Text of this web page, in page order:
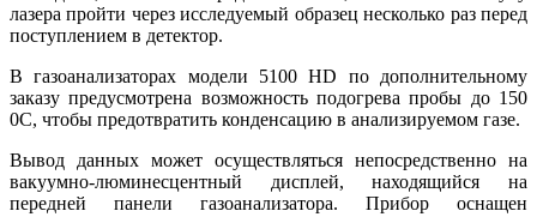
лазера пройти через исследуемый образец несколько раз перед
поступлением в детектор.
В газоанализаторах модели 5100 HD по дополнительному
заказу предусмотрена возможность подогрева пробы до 150
0С, чтобы предотвратить конденсацию в анализируемом газе.
Вывод данных может осуществляться непосредственно на
вакуумно-люминесцентный дисплей, находящийся на
передней панели газоанализатора. Прибор оснащен